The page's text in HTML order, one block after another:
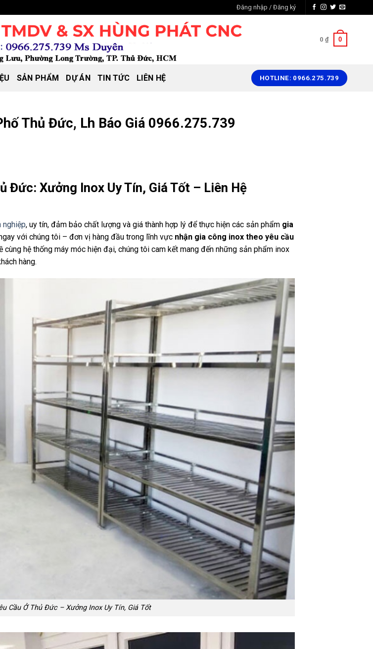
Đăng nhập / Đăng ký
0 ₫ 0
SẢN PHẨM DỰ ÁN TIN TỨC LIÊN HỆ HOTLINE: 0966.275.739
Thủ Đức, Lh Báo Giá 0966.275.739
Đức: Xưởng Inox Uy Tín, Giá Tốt – Liên Hệ
, uy tín, đảm bảo chất lượng và giá thành hợp lý để thực hiện các sản phẩm gia
với chúng tôi – đơn vị hàng đầu trong lĩnh vực nhận gia công inox theo yêu cầu
hệ thống máy móc hiện đại, chúng tôi cam kết mang đến những sản phẩm inox
hàng.
Cầu Ở Thủ Đức – Xưởng Inox Uy Tín, Giá Tốt